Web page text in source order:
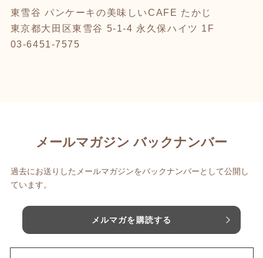
東雪谷 パンケーキの美味しいCAFE たかじ
東京都大田区東雪谷 5-1-4 永久保ハイツ 1F
03-6451-7575
メールマガジン バックナンバー
過去にお送りしたメールマガジンをバックナンバーとして公開し
ています。
メルマガを購読する